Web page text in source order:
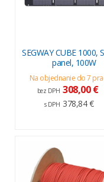
SEGWAY CUBE 1000,
panel, 100W
Na objednanie do 7
bez DPH 308,00 €
s DPH 378,84 €